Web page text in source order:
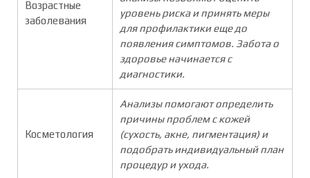
Возрастные
заболевания
уровень риска и принять меры
для профилактики еще до
появления симптомов. Забота о
здоровье начинается с
диагностики.
Косметология
Анализы помогают определить
причины проблем с кожей
(сухость, акне, пигментация) и
подобрать индивидуальный план
процедур и ухода.